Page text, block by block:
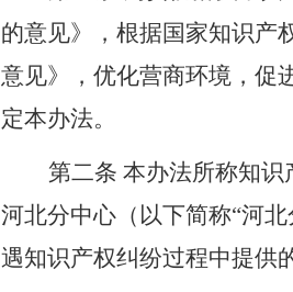
的意见》
， 根据国家知识产
意见》，优化营商环境，促
定本办法。
第二条 本办法所称知识
河北分中心（以下简称“河北
遇知识产权纠纷过程中提供